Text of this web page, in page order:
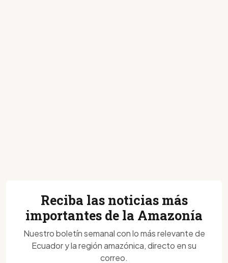
Reciba las noticias más
importantes de la Amazonía
Nuestro boletín semanal con lo más relevante de
Ecuador y la región amazónica, directo en su
correo.